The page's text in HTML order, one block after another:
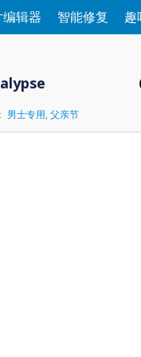
编辑器 智能修复 趣
男士专用, 父亲节